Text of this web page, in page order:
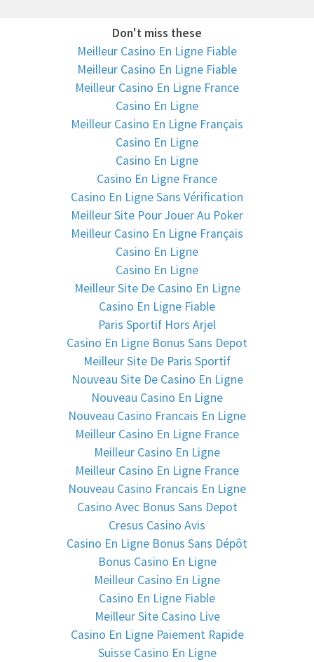
Don't miss these
Meilleur Casino En Ligne Fiable
Meilleur Casino En Ligne Fiable
Meilleur Casino En Ligne France
Casino En Ligne
Meilleur Casino En Ligne Français
Casino En Ligne
Casino En Ligne
Casino En Ligne France
Casino En Ligne Sans Vérification
Meilleur Site Pour Jouer Au Poker
Meilleur Casino En Ligne Français
Casino En Ligne
Casino En Ligne
Meilleur Site De Casino En Ligne
Casino En Ligne Fiable
Paris Sportif Hors Arjel
Casino En Ligne Bonus Sans Depot
Meilleur Site De Paris Sportif
Nouveau Site De Casino En Ligne
Nouveau Casino En Ligne
Nouveau Casino Francais En Ligne
Meilleur Casino En Ligne France
Meilleur Casino En Ligne
Meilleur Casino En Ligne France
Nouveau Casino Francais En Ligne
Casino Avec Bonus Sans Depot
Cresus Casino Avis
Casino En Ligne Bonus Sans Dépôt
Bonus Casino En Ligne
Meilleur Casino En Ligne
Casino En Ligne Fiable
Meilleur Site Casino Live
Casino En Ligne Paiement Rapide
Suisse Casino En Ligne